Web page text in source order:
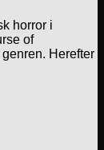
horror i
of
Herefter